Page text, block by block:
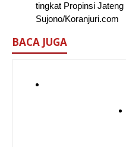
tingkat Propinsi Jateng
Sujono/Koranjuri.com
BACA JUGA